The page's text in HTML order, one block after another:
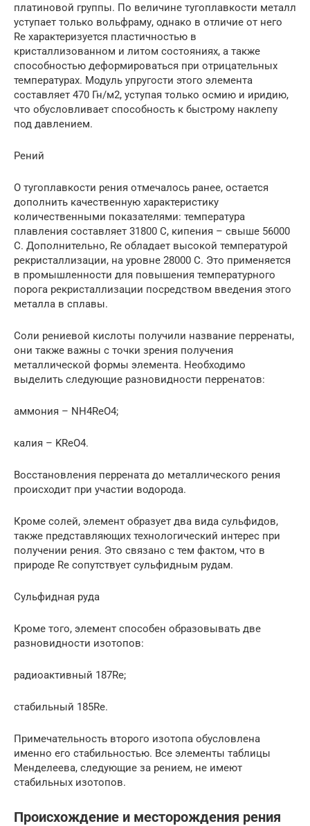
платиновой группы. По величине тугоплавкости металл
уступает только вольфраму, однако в отличие от него
Re характеризуется пластичностью в
кристаллизованном и литом состояниях, а также
способностью деформироваться при отрицательных
температурах. Модуль упругости этого элемента
составляет 470 Гн/м2, уступая только осмию и иридию,
что обусловливает способность к быстрому наклепу
под давлением.
Рений
О тугоплавкости рения отмечалось ранее, остается
дополнить качественную характеристику
количественными показателями: температура
плавления составляет 31800 С, кипения – свыше 56000
С. Дополнительно, Re обладает высокой температурой
рекристаллизации, на уровне 28000 С. Это применяется
в промышленности для повышения температурного
порога рекристаллизации посредством введения этого
металла в сплавы.
Соли рениевой кислоты получили название перренаты,
они также важны с точки зрения получения
металлической формы элемента. Необходимо
выделить следующие разновидности перренатов:
аммония – NH4ReO4;
калия – KReO4.
Восстановления перрената до металлического рения
происходит при участии водорода.
Кроме солей, элемент образует два вида сульфидов,
также представляющих технологический интерес при
получении рения. Это связано с тем фактом, что в
природе Re сопутствует сульфидным рудам.
Сульфидная руда
Кроме того, элемент способен образовывать две
разновидности изотопов:
радиоактивный 187Re;
стабильный 185Re.
Примечательность второго изотопа обусловлена
именно его стабильностью. Все элементы таблицы
Менделеева, следующие за рением, не имеют
стабильных изотопов.
Происхождение и месторождения рения